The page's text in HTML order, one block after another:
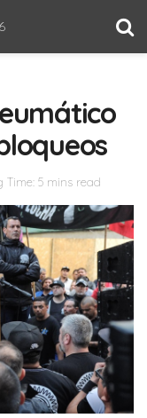
Time: 5 mins read